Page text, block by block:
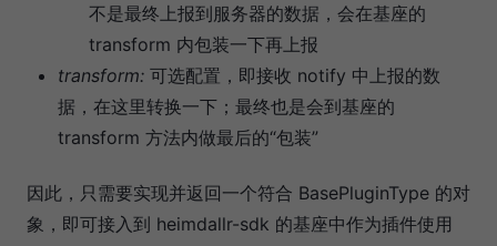
不是最终上报到服务器的数据，会在基座的
transform 内包装一下再上报
transform: 可选配置，即接收 notify 中上报的数
据，在这里转换一下；最终也是会到基座的
transform 方法内做最后的“包装”
因此，只需要实现并返回一个符合 BasePluginType 的对
象，即可接入到 heimdallr-sdk 的基座中作为插件使用